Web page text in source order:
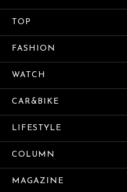
TOP
FASHION
WATCH
CAR&BIKE
LIFESTYLE
COLUMN
MAGAZINE